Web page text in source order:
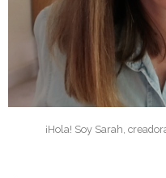
¡Hola! Soy Sarah,